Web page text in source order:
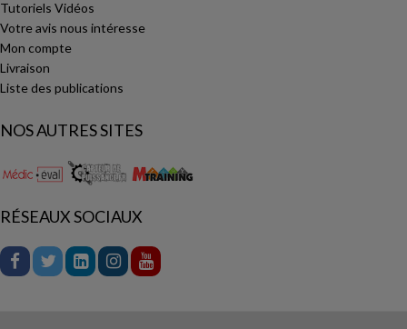
Tutoriels Vidéos
Votre avis nous intéresse
Mon compte
Livraison
Liste des publications
NOS AUTRES SITES
RÉSEAUX SOCIAUX